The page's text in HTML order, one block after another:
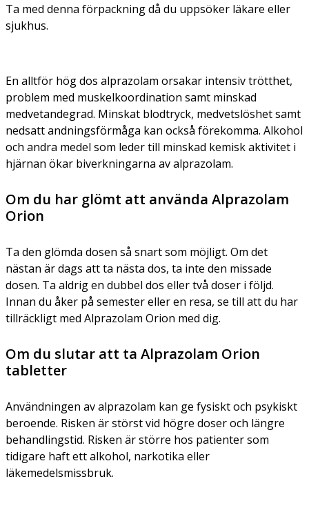
Ta med denna förpackning då du uppsöker läkare eller
sjukhus.
En alltför hög dos alprazolam orsakar intensiv trötthet,
problem med muskelkoordination samt minskad
medvetandegrad. Minskat blodtryck, medvetslöshet samt
nedsatt andningsförmåga kan också förekomma. Alkohol
och andra medel som leder till minskad kemisk aktivitet i
hjärnan ökar biverkningarna av alprazolam.
Om du har glömt att använda Alprazolam
Orion
Ta den glömda dosen så snart som möjligt. Om det
nästan är dags att ta nästa dos, ta inte den missade
dosen. Ta aldrig en dubbel dos eller två doser i följd.
Innan du åker på semester eller en resa, se till att du har
tillräckligt med Alprazolam Orion med dig.
Om du slutar att ta Alprazolam Orion
tabletter
Användningen av alprazolam kan ge fysiskt och psykiskt
beroende. Risken är störst vid högre doser och längre
behandlingstid. Risken är större hos patienter som
tidigare haft ett alkohol, narkotika eller
läkemedelsmissbruk.